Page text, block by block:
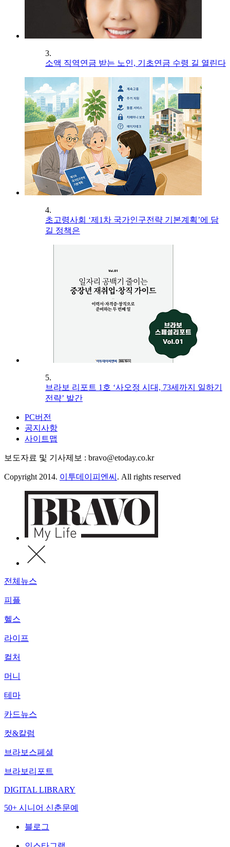
3.
소액 직역연금 받는 노인, 기초연금 수령 길 열린다
4.
초고령사회 ‘제1차 국가인구전략 기본계획’에 담
길 정책은
5.
브라보 리포트 1호 ‘사오정 시대, 73세까지 일하기
전략’ 발간
PC버전
공지사항
사이트맵
보도자료 및 기사제보 : bravo@etoday.co.kr
Copyright 2014. 이투데이피엔씨 . All rights reserved
전체뉴스
피플
헬스
라이프
컬처
머니
테마
카드뉴스
컷&칼럼
브라보스페셜
브라보리포트
DIGITAL LIBRARY
50+ 시니어 신춘문예
블로그